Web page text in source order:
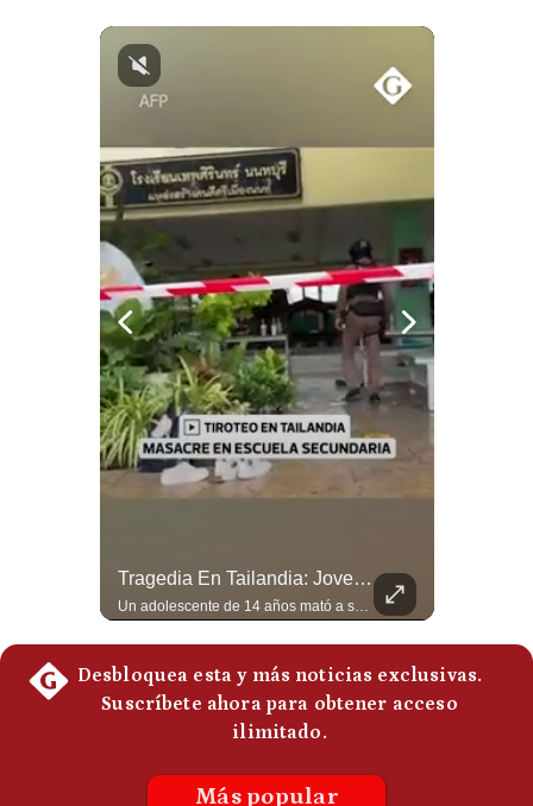
Condiciones
Privacidad
Preguntas
Frecuentes
Tragedia En Tailandia: Joven De 14 Años Ataca A Su Familia Y Colegio | Gestión Mundo
Un adolescente de 14 años mató a sus abuelos y luego atacó su colegio de secundaria en Tailandia, dejando cinco fallecidos adicionales y más de 30 heridos antes de quitarse la vida. Según las autoridades y el primer ministro Anutin Charnvirakul, el hecho habría sido motivado por estrés académico extremo. El suceso reabre el debate sobre la alta posesión de armas de fuego en el país asiático. #Tailandia #Noticias #UltimaHora #NoticiasInternacionales #Shorts 👉 Suscríbete y activa la campana para no perderte nuestro análisis diario. 🌎 Síguenos en nuestras redes sociales: 📌 Web oficial: https://gestion.pe/mundo/ 📌 LinkedIn: http://bit.ly/3HYIET0 📌 X (Twitter): http://bit.ly/4noZtX9 📌 TikTok: http://bit.ly/4evB6TO